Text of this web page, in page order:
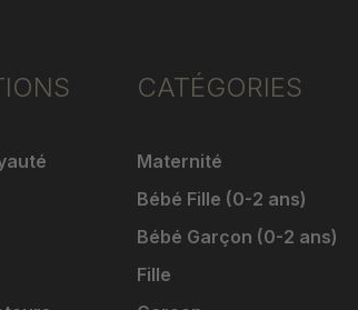
CATÉGORIES
Maternité
Bébé Fille (0-2 ans)
Bébé Garçon (0-2 ans)
Fille